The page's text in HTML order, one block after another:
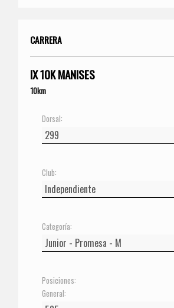
CARRERA
IX 10K MANISES
10km
Dorsal:
Club:
Categoría:
Posiciones:
General: